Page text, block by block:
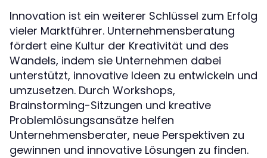
Innovation ist ein weiterer Schlüssel zum Erfolg
vieler Marktführer. Unternehmensberatung
fördert eine Kultur der Kreativität und des
Wandels, indem sie Unternehmen dabei
unterstützt, innovative Ideen zu entwickeln und
umzusetzen. Durch Workshops,
Brainstorming-Sitzungen und kreative
Problemlösungsansätze helfen
Unternehmensberater, neue Perspektiven zu
gewinnen und innovative Lösungen zu finden.